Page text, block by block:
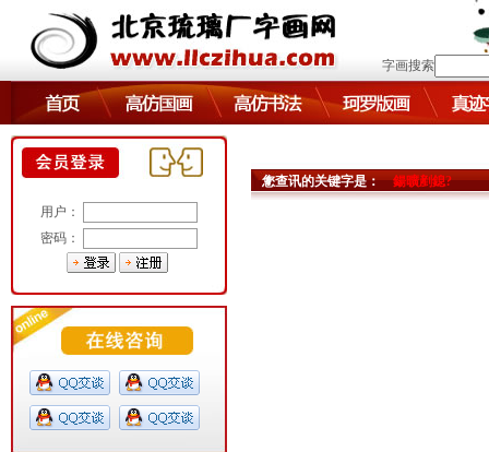
字画搜索
用户：
密码：
您查讯的关键字是：鍚曠剷鎴?